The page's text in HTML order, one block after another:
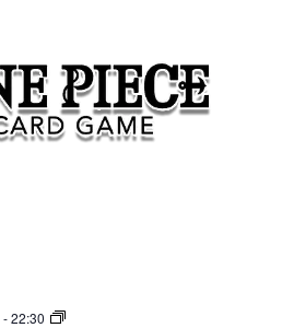
-22:30
One